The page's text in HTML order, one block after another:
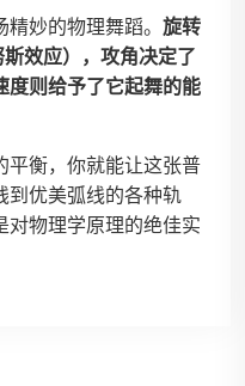
妙的物理舞蹈。 旋转
效应），攻角决定了
度则给予了它起舞的能
平衡，你就能让这张普
到优美弧线的各种轨
对物理学原理的绝佳实